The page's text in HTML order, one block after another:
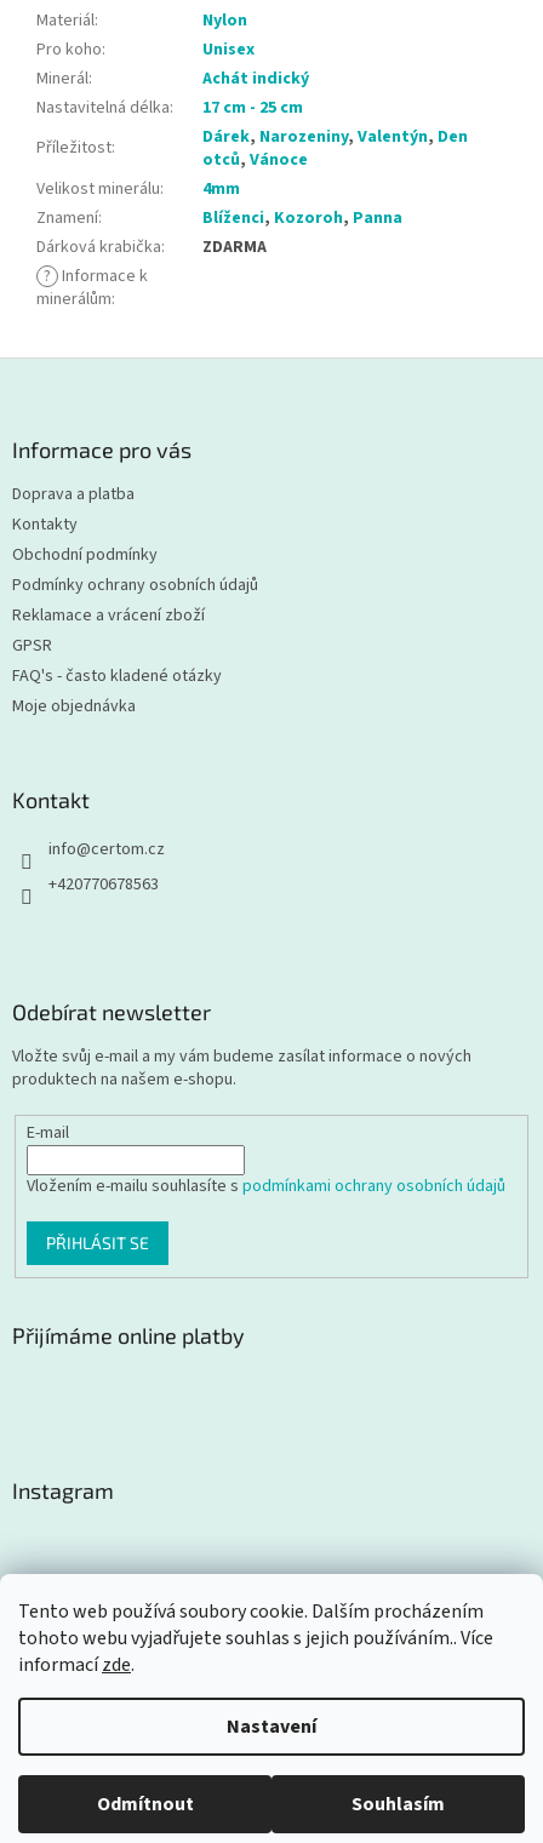
Tento web používá soubory cookie. Dalším procházením
tohoto webu vyjadřujete souhlas s jejich používáním.. Více
informacízde.
Nastavení
Odmítnout Souhlasím
Materiál:
Nylon
Pro koho:
Unisex
Minerál:
Achát indický
Nastavitelná délka:
17 cm - 25 cm
Příležitost: Dárek, Narozeniny, Valentýn, Den
otců, Vánoce
Velikost minerálu:
4mm
Znamení: Blíženci, Kozoroh, Panna
Dárková krabička:
ZDARMA
? Informace k
minerálům:
Informace pro vás
Doprava a platba
Kontakty
Obchodní podmínky
Podmínky ochrany osobních údajů
Reklamace a vrácení zboží
GPSR
FAQ's - často kladené otázky
Moje objednávka
Kontakt
info@certom.cz
+420770678563
Odebírat newsletter
Vložte svůj e-mail a my vám budeme zasílat informace o nových
produktech na našem e-shopu.
E-mail
Vložením e-mailu souhlasíte s podmínkami ochrany osobních údajů
PŘIHLÁSIT SE
Přijímáme online platby
Instagram
Sledovat na Instagramu
Vytvořil Shoptet
Copyright 2026 . Všechna práva vyhrazena.